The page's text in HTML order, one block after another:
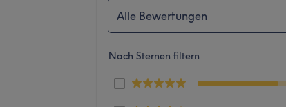
Alle Bewertungen
Nach Sternen filtern